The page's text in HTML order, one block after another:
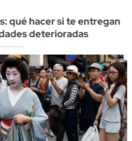
qué hacer si te entregan
deterioradas